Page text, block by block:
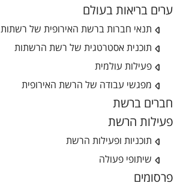
ערים בריאות בעולם
תנאי חברות ברשת האירופית של רשתות
תוכנית אסטרטגית של רשת הרשתות
פעילות עולמית
מפגשי עבודה של הרשת האירופית
חברים ברשת
פעילות הרשת
תוכניות ופעילות הרשת
שיתופי פעולה
פרסומים